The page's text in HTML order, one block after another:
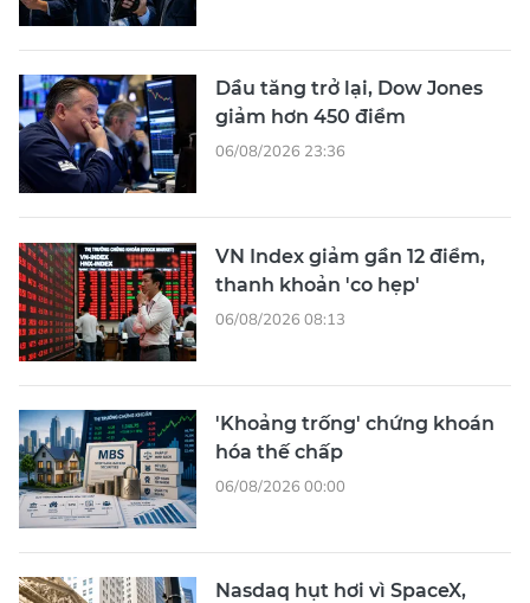
Dầu tăng trở lại, Dow Jones
giảm hơn 450 điểm
06/08/2026 23:36
VN Index giảm gần 12 điểm,
thanh khoản 'co hẹp'
06/08/2026 08:13
'Khoảng trống' chứng khoán
hóa thế chấp
06/08/2026 00:00
Nasdaq hụt hơi vì SpaceX,